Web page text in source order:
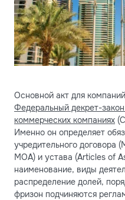
Основной акт для
Федеральный декрет-
коммерческих компаниях
Именно он определяет
учредительного договора
MOA) и устава (Articles of
наименование, виды
распределение долей,
фризон подчиняются